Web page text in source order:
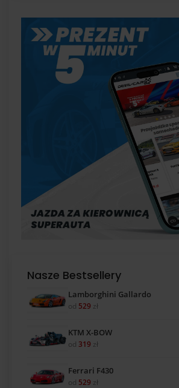
Nasze Bestsellery
Lamborghini Gallardo
od 529 zł
KTM X-BOW
od 319 zł
Ferrari F430
od 529 zł